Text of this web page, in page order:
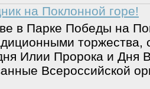
на Поклонной горе!
в Парке Победы на
торжества,
Илии Пророка и Дня
Всероссийской